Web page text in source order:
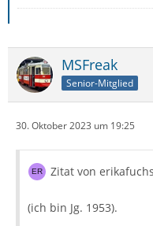
MSFreak
Senior-Mitglied
30. Oktober 2023 um 19:25
Zitat von erikafuchs
(ich bin Jg. 1953).